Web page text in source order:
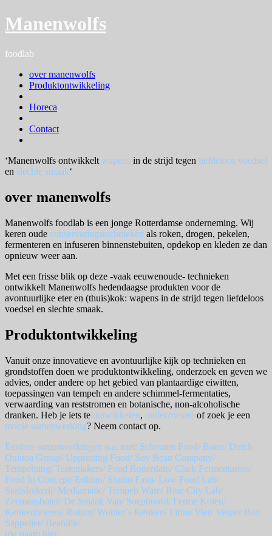
Naar
de
springen
Manenwolfs
foodlab
over manenwolfs
Produktontwikkeling
Horeca
Contact
‘Manenwolfs ontwikkelt wapens in de strijd tegen liefdeloos voedsel
en slechte smaak‘
over manenwolfs
Manenwolfs foodlab is een jonge Rotterdamse onderneming. Wij
keren oude conserveringstechnieken als roken, drogen, pekelen,
fermenteren en infuseren binnenstebuiten, opdekop en kleden ze dan
opnieuw weer aan.
Met een frisse blik op deze -vaak eeuwenoude- technieken
ontwikkelt Manenwolfs hedendaagse produkten voor de
avontuurlijke eter en (thuis)kok: wapens in de strijd tegen liefdeloos
voedsel en slechte smaak.
Produktontwikkeling
Vanuit onze innovatieve en avontuurlijke kijk op technieken en
grondstoffen doen we produktontwikkeling, onderzoek en geven we
advies, onder andere op het gebied van plantaardige eiwitten,
toepassingen van tempeh en andere schimmel-fermentaties,
verwaarding van reststromen en botanische, non-alcoholische
dranken. Heb je iets te ontwikkelen, onderzoeken of zoek je een
mooie samenwerking? Neem contact op.
Eerdere samenwerkingen o.a. met: Schouten Food/ Boon/ Dutch
Quinoa Group/ Upprinting Food/ Soy Bean Company/
Tempehting/ Tastemakers/ Fond Rotterdam/ Clark Fermentation/
Food In Concept/ Enbiun/ Studio Fava/ Low Food Lab/
StadsImkerij/ Mediamatic/ Tempeh Ware/ Blue City Lab/
Zeemansboter/ De Smaak Van/ Soephoofd/ Ferme Kolen/
Keukenboeren/ Rotpot/ Wouter’s Keuken/ Firma Vier/ Vesper Bar/
Sappelier/ Beanlife/
uw naam hier.